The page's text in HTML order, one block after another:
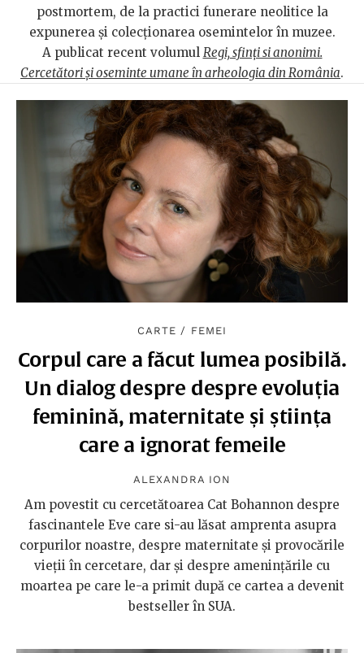
postmortem, de la practici funerare neolitice la
expunerea și colecționarea osemintelor în muzee.
A publicat recent volumul Regi, sfinți si anonimi.
Cercetători și oseminte umane în arheologia din România.
CARTE / FEMEI
Corpul care a făcut lumea posibilă.
Un dialog despre despre evoluția
feminină, maternitate și știința
care a ignorat femeile
ALEXANDRA ION
Am povestit cu cercetătoarea Cat Bohannon despre
fascinantele Eve care si-au lăsat amprenta asupra
corpurilor noastre, despre maternitate și provocările
vieții în cercetare, dar și despre amenințările cu
moartea pe care le-a primit după ce cartea a devenit
bestseller în SUA.